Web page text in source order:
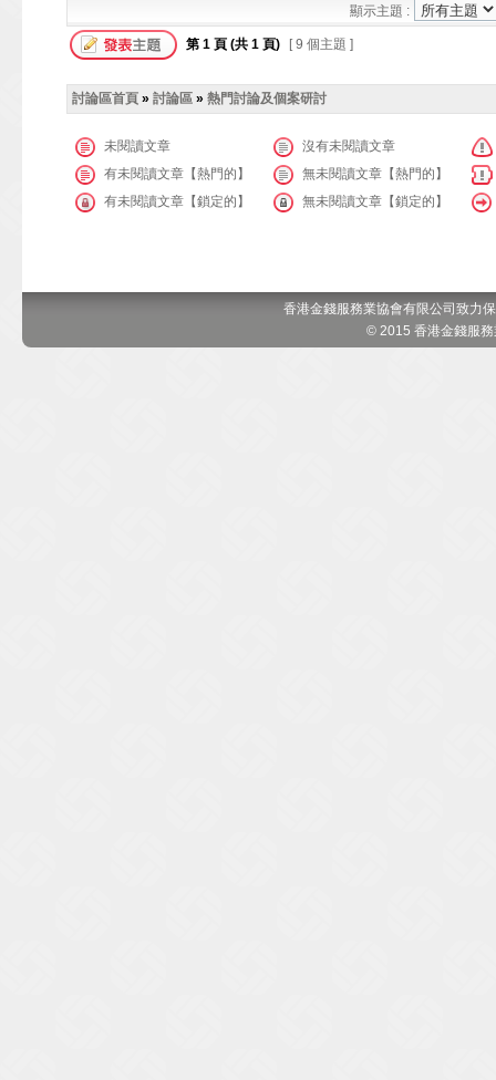
顯示主題 :
第 1 頁 (共 1 頁) [ 9 個主題 ]
討論區首頁 » 討論區 » 熱門討論及個案研討
未閱讀文章
沒有未閱讀文章
有未閱讀文章【熱門的】
無未閱讀文章【熱門的】
有未閱讀文章【鎖定的】
無未閱讀文章【鎖定的】
香港金錢服務業協會有限公司致力
© 2015 香港金錢服